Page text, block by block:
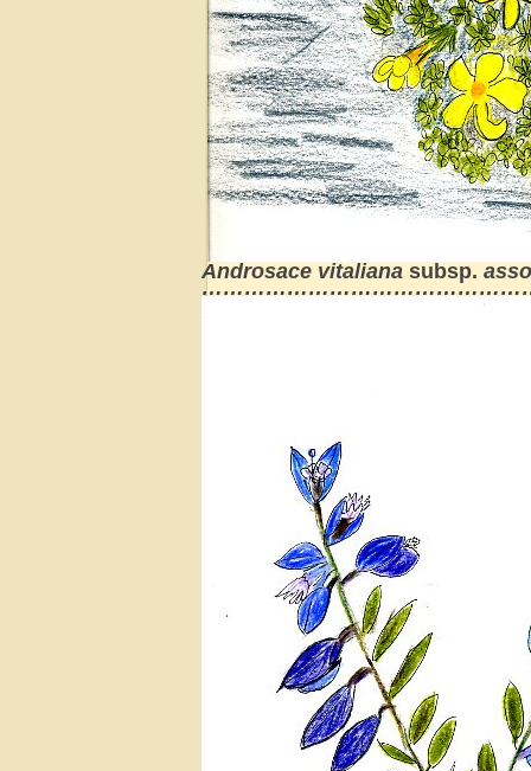
Androsace vitaliana subsp.